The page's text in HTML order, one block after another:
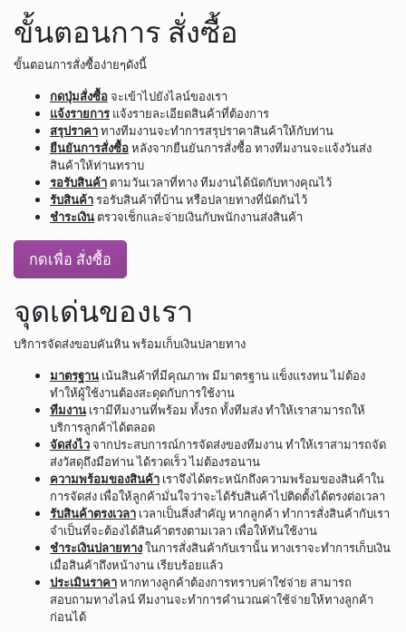
ขั้นตอนการ สั่งซื้อ
ขั้นตอนการสั่งซื้อง่ายๆดังนี้
กดปุ่มสั่งซื้อจะเข้าไปยังไลน์ของเรา
แจ้งรายการ แจ้งรายละเอียดสินค้าที่ต้องการ
สรุปราคาทางทีมงานจะทำการสรุปราคาสินค้าให้กับท่าน
ยืนยันการสั่งซื้อหลังจากยืนยันการสั่งซื้อ ทางทีมงานจะแจ้งวันส่ง
สินค้าให้ท่านทราบ
รอรับสินค้า ตามวันเวลาที่ทาง ทีมงานได้นัดกับทางคุณไว้
รับสินค้ารอรับสินค้าที่บ้าน หรือปลายทางที่นัดกันไว้
ชำระเงิน ตรวจเช็กและจ่ายเงินกับพนักงานส่งสินค้า
กดเพื่อ สั่งซื้อ
จุดเด่นของเรา
บริการจัดส่งขอบคันหิน พร้อมเก็บเงินปลายทาง
มาตรฐาน เน้นสินค้าที่มีคุณภาพ มีมาตรฐาน แข็งแรงทน ไม่ต้อง
ทำให้ผู้ใช้งานต้องสะดุดกับการใช้งาน
ทีมงาน เรามีทีมงานที่พร้อม ทั้งรถ ทั้งทีมส่ง ทำให้เราสามารถให้
บริการลูกค้าได้ตลอด
จัดส่งไวจากประสบการณ์การจัดส่งของทีมงาน ทำให้เราสามารถจัด
ส่งวัสดุถึงมือท่าน ได้รวดเร็ว ไม่ต้องรอนาน
ความพร้อมของสินค้า เราจึงได้ตระหนักถึงความพร้อมของสินค้าใน
การจัดส่ง เพื่อให้ลูกค้ามั่นใจว่าจะได้รับสินค้าไปติดตั้งได้ตรงต่อเวลา
รับสินค้าตรงเวลา เวลาเป็นสิ่งสำคัญ หากลูกค้า ทำการสั่งสินค้ากับเรา
จำเป็นที่จะต้องได้สินค้าตรงตามเวลา เพื่อให้ทันใช้งาน
ชำระเงินปลายทางในการสั่งสินค้ากับเรานั้น ทางเราจะทำการเก็บเงิน
เมื่อสินค้าถึงหน้างาน เรียบร้อยแล้ว
ประเมินราคาหากทางลูกค้าต้องการทราบค่าใช่จ่าย สามารถ
สอบถามทางไลน์ ทีมงานจะทำการคำนวณค่าใช้จ่ายให้ทางลูกค้า
ก่อนได้